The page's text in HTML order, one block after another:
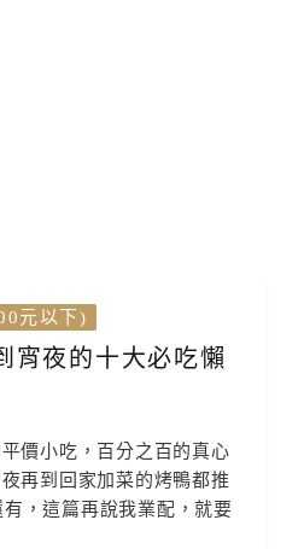
元以下)
宵夜的十大必吃懶
價小吃，百分之百的真心
再到回家加菜的烤鴨都推
，這篇再說我業配，就要